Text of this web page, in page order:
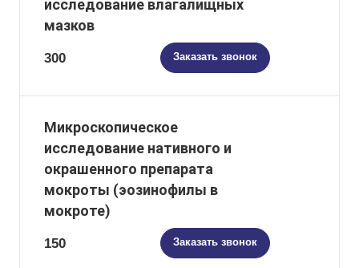
исследование влагалищных
мазков
300 Заказать звонок
Микроскопическое
исследование нативного и
окрашенного препарата
мокроты (эозинофилы в
мокроте)
150 Заказать звонок